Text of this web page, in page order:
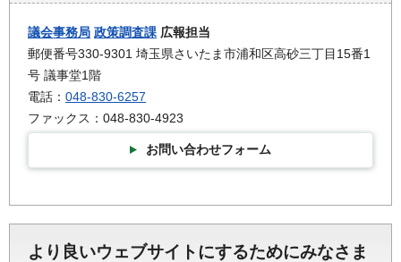
議会事務局 政策調査課 広報担当
郵便番号330-9301 埼玉県さいたま市浦和区高砂三丁目15番1
号 議事堂1階
電話： 048-830-6257
ファックス：048-830-4923
お問い合わせフォーム
より良いウェブサイトにするためにみなさま